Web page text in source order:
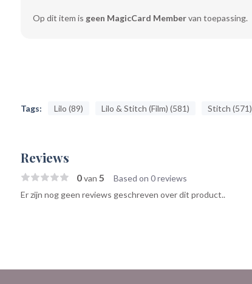
Op dit item is geen MagicCard Membervan toepassing.
Tags: Lilo (89) Lilo & Stitch (Film) (581) Stitch (571)
Reviews
0van 5 Based on 0 reviews
Er zijn nog geen reviews geschreven over dit product..